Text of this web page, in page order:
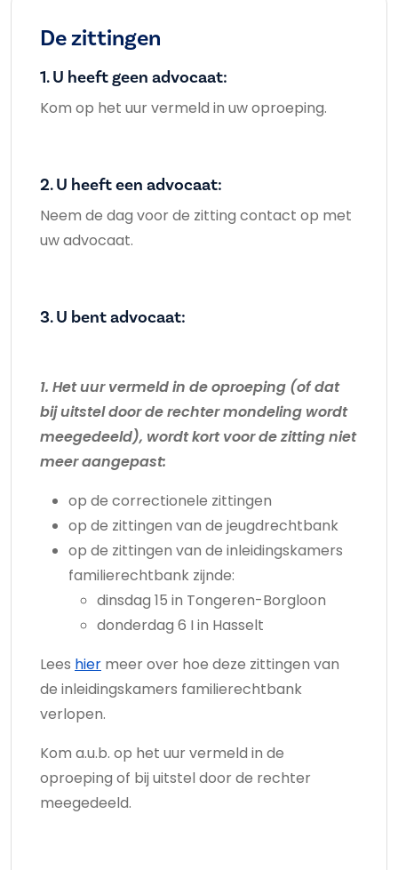
De zittingen
1. U heeft geen advocaat:
Kom op het uur vermeld in uw oproeping.
2. U heeft een advocaat:
Neem de dag voor de zitting contact op met
uw advocaat.
3. U bent advocaat:
1. Het uur vermeld in de oproeping (of dat
bij uitstel door de rechter mondeling wordt
meegedeeld), wordt kort voor de zitting niet
meer aangepast:
op de correctionele zittingen
op de zittingen van de jeugdrechtbank
op de zittingen van de inleidingskamers
familierechtbank zijnde:
dinsdag 15 in Tongeren-Borgloon
donderdag 6 I in Hasselt
Lees hier meer over hoe deze zittingen van
de inleidingskamers familierechtbank
verlopen.
Kom a.u.b. op het uur vermeld in de
oproeping of bij uitstel door de rechter
meegedeeld.